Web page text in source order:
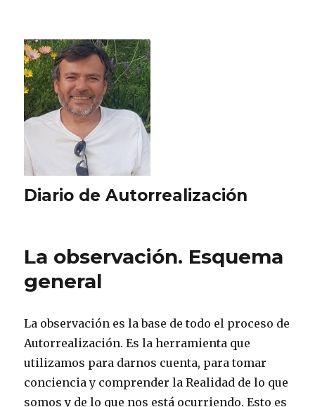
Diario de Autorrealización
La observación. Esquema
general
La observación es la base de todo el proceso de
Autorrealización. Es la herramienta que
utilizamos para darnos cuenta, para tomar
conciencia y comprender la Realidad de lo que
somos y de lo que nos está ocurriendo. Esto es